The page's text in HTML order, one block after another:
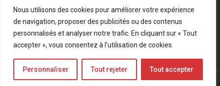
Nous utilisons des cookies pour améliorer votre expérience
de navigation, proposer des publicités ou des contenus
personnalisés et analyser notre trafic. En cliquant sur « Tout
accepter », vous consentez à l’utilisation de cookies.
Personnaliser Tout rejeter Tout accepter
Mentions légales Politique de confidentialité
Bluesky
LinkedIn
Twitter
© Forces Operations Blog - 2022